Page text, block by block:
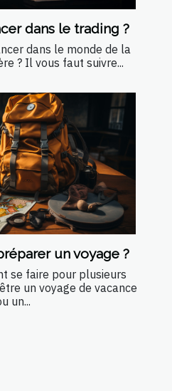
dans le trading ?
dans le monde de la
? Il vous faut suivre...
un voyage ?
se faire pour plusieurs
un voyage de vacance
un...